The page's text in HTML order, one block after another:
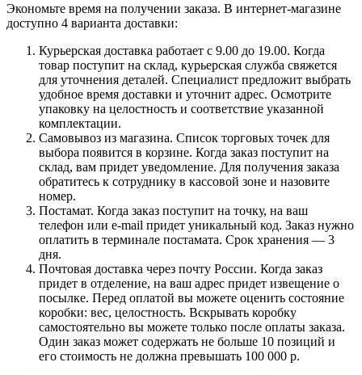
Экономьте время на получении заказа. В интернет-магазине
доступно 4 варианта доставки:
Курьерская доставка работает с 9.00 до 19.00. Когда
товар поступит на склад, курьерская служба свяжется
для уточнения деталей. Специалист предложит выбрать
удобное время доставки и уточнит адрес. Осмотрите
упаковку на целостность и соответствие указанной
комплектации.
Самовывоз из магазина. Список торговых точек для
выбора появится в корзине. Когда заказ поступит на
склад, вам придет уведомление. Для получения заказа
обратитесь к сотруднику в кассовой зоне и назовите
номер.
Постамат. Когда заказ поступит на точку, на ваш
телефон или e-mail придет уникальный код. Заказ нужно
оплатить в терминале постамата. Срок хранения — 3
дня.
Почтовая доставка через почту России. Когда заказ
придет в отделение, на ваш адрес придет извещение о
посылке. Перед оплатой вы можете оценить состояние
коробки: вес, целостность. Вскрывать коробку
самостоятельно вы можете только после оплаты заказа.
Один заказ может содержать не больше 10 позиций и
его стоимость не должна превышать 100 000 р.